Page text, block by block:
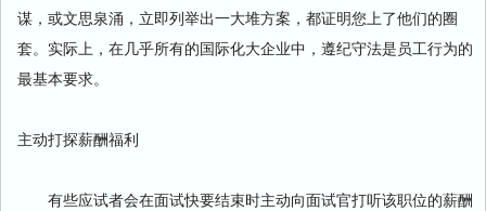
谋，或文思泉涌，立即列举出一大堆方案，都证明您上了他们的圈
套。实际上，在几乎所有的国际化大企业中，遵纪守法是员工行为的
最基本要求。
主动打探薪酬福利
有些应试者会在面试快要结束时主动向面试官打听该职位的薪酬